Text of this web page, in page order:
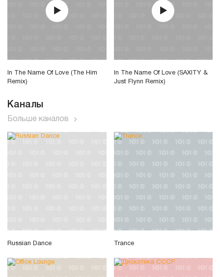
In The Name Of Love (The Him
Remix)
In The Name Of Love (SAXITY &
Just Flynn Remix)
Каналы
Больше каналов
Russian Dance Trance